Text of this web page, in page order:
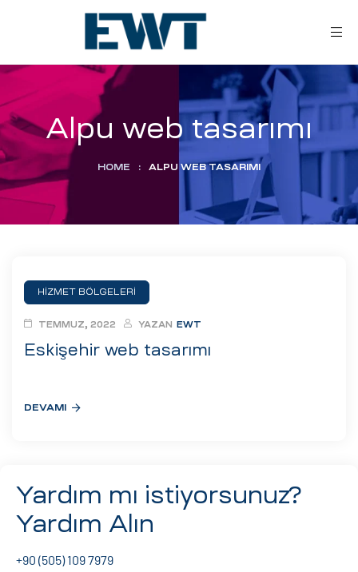
Alpu web tasarımı
HOME : ALPU WEB TASARIMI
HİZMET BÖLGELERİ
Eskişehir web tasarımı
TEMMUZ, 2022 YAZAN EWT
DEVAMI
Yardım mı istiyorsunuz?
Yardım Alın
+90 (505) 109 7979